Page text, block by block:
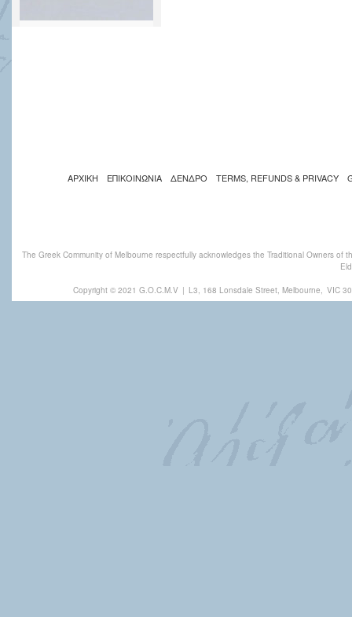
ΑΡΧΙΚΗ ΕΠΙΚΟΙΝΩΝΙΑ ΔΕΝΔΡΟ TERMS, REFUNDS & PRIVACY
The Greek Community of Melbourne respectfully acknowledges the Traditional Owners
Copyright © 2021 G.O.C.M.V | L3, 168 Lonsdale Street, Melbourne, VIC